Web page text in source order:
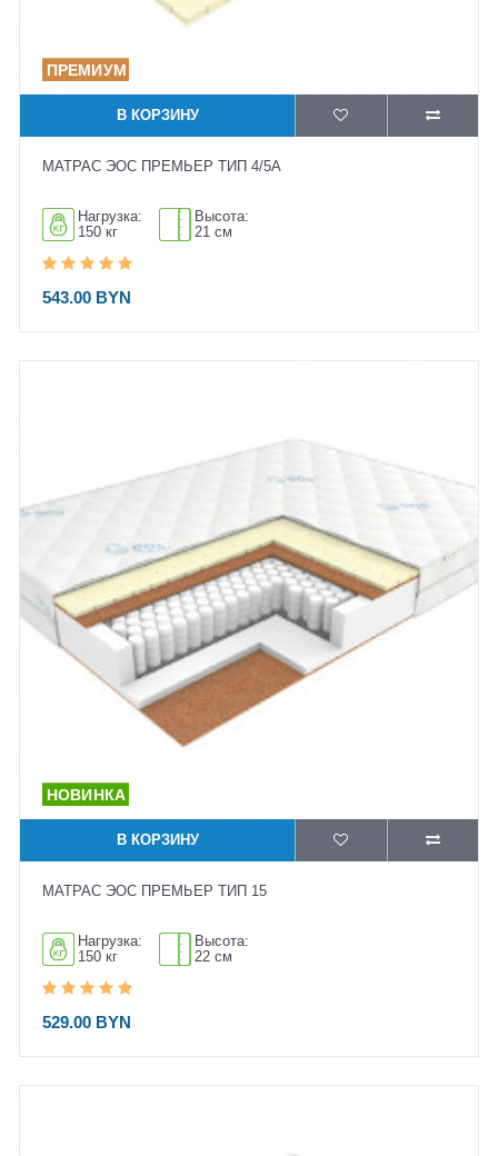
В КОРЗИНУ
МАТРАС ЭОС ПРЕМЬЕР ТИП 4/5А
Нагрузка:
150 кг
Высота:
21 см
543.00 BYN
В КОРЗИНУ
МАТРАС ЭОС ПРЕМЬЕР ТИП 15
Нагрузка:
150 кг
Высота:
22 см
529.00 BYN